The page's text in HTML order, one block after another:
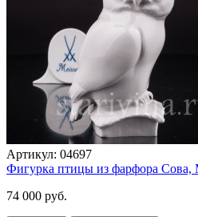
Артикул: 04697
Фигурка птицы из фарфора Сова,
74 000 руб.